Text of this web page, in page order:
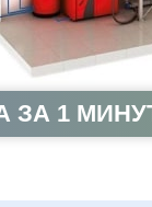
ЗА 1